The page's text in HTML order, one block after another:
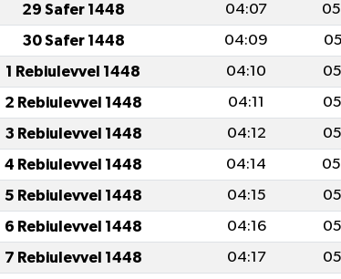
29 Safer 1448 04:07
30 Safer 1448 04:09
1 Rebiulevvel 1448 04:10
2 Rebiulevvel 1448 04:11
3 Rebiulevvel 1448 04:12
4 Rebiulevvel 1448 04:14
5 Rebiulevvel 1448 04:15
6 Rebiulevvel 1448 04:16
7 Rebiulevvel 1448 04:17